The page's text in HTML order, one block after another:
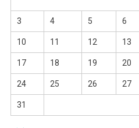
3 4 5 6
10 11 12 13
17 18 19 20
24 25 26 27
31